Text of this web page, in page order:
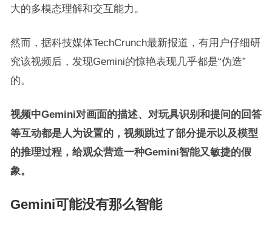
大的多模态理解和交互能力。
然而，据科技媒体TechCrunch最新报道，有用户仔细研
究该视频后，发现Gemini的惊艳表现几乎都是“伪造”
的。
视频中Gemini对画面的描述、对玩具识别和提问的回答
等互动都是人为设置的，视频跳过了部分提示以及模型
的推理过程，给观众营造一种Gemini智能又敏捷的假
象。
Gemini可能没有那么智能